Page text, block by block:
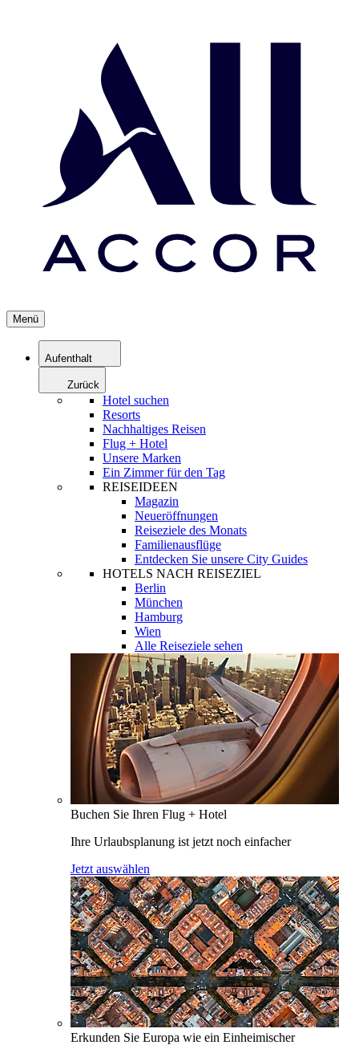
Menü
Aufenthalt
Zurück
Hotel suchen
Resorts
Nachhaltiges Reisen
Flug + Hotel
Unsere Marken
Ein Zimmer für den Tag
REISEIDEEN
Magazin
Neueröffnungen
Reiseziele des Monats
Familienausflüge
Entdecken Sie unsere City Guides
HOTELS NACH REISEZIEL
Berlin
München
Hamburg
Wien
Alle Reiseziele sehen
Buchen Sie Ihren Flug + Hotel
Ihre Urlaubsplanung ist jetzt noch einfacher
Jetzt auswählen
Erkunden Sie Europa wie ein Einheimischer